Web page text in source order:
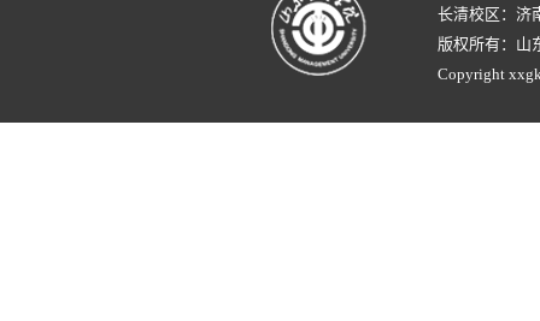
长清校区：
版权所有：山
Copyright